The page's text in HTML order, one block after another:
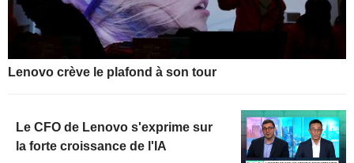
Lenovo crève le plafond à son tour
Le CFO de Lenovo s'exprime sur
la forte croissance de l'IA